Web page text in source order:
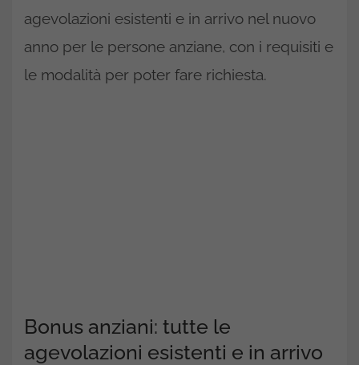
agevolazioni esistenti e in arrivo nel nuovo
anno per le persone anziane, con i requisiti e
le modalità per poter fare richiesta.
Bonus anziani: tutte le
agevolazioni esistenti e in arrivo